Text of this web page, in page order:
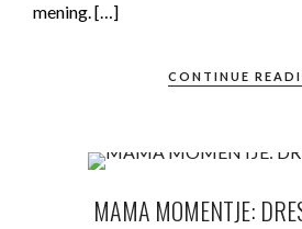
mening. […]
CONTINUE
MAMA MOMENTJE: